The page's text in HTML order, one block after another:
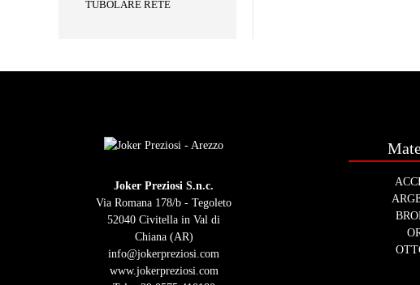
TUBOLARE RETE
Joker Preziosi S.n.c.
Via Romana 178/b - Tegoleto
52040 Civitella in Val di
Chiana (AR)
info@jokerpreziosi.com
www.jokerpreziosi.com